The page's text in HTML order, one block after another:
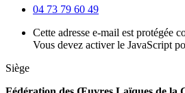
04 73 79 60 49
Cette adresse e-mail est protégée
Vous devez activer le JavaScript
Siège